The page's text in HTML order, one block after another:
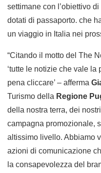
settimane con l’obiettivo
dotati di passaporto. che
un viaggio in Italia nei
“Citando il motto del The
‘tutte le notizie che vale la
pena cliccare’ – afferma
Turismo della Regione
della nostra terra, dei
campagna promozionale,
altissimo livello. Abbiamo
azioni di comunicazione
la consapevolezza del